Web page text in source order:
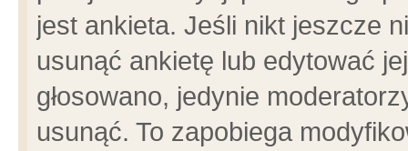
jest ankieta. Jeśli nikt jeszcze
usunąć ankietę lub edytować
głosowano, jedynie
usunąć. To zapobiega